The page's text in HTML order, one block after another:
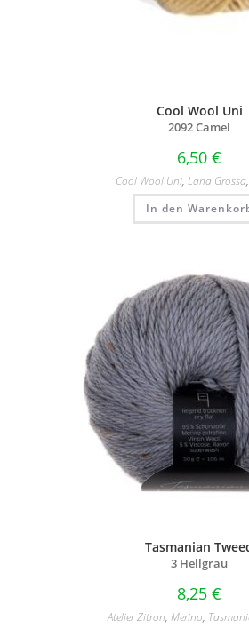
Cool Wool Uni
2092 Camel
6,50 €
Cool Wool Uni, Lana Grossa,
In den
Tasmanian
3 Hellgrau
8,25 €
Atelier Zitron, Merino,